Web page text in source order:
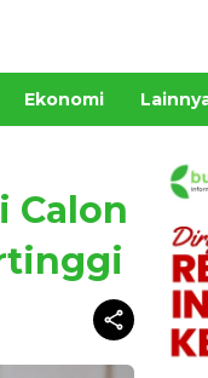
Ekonomi
Calon